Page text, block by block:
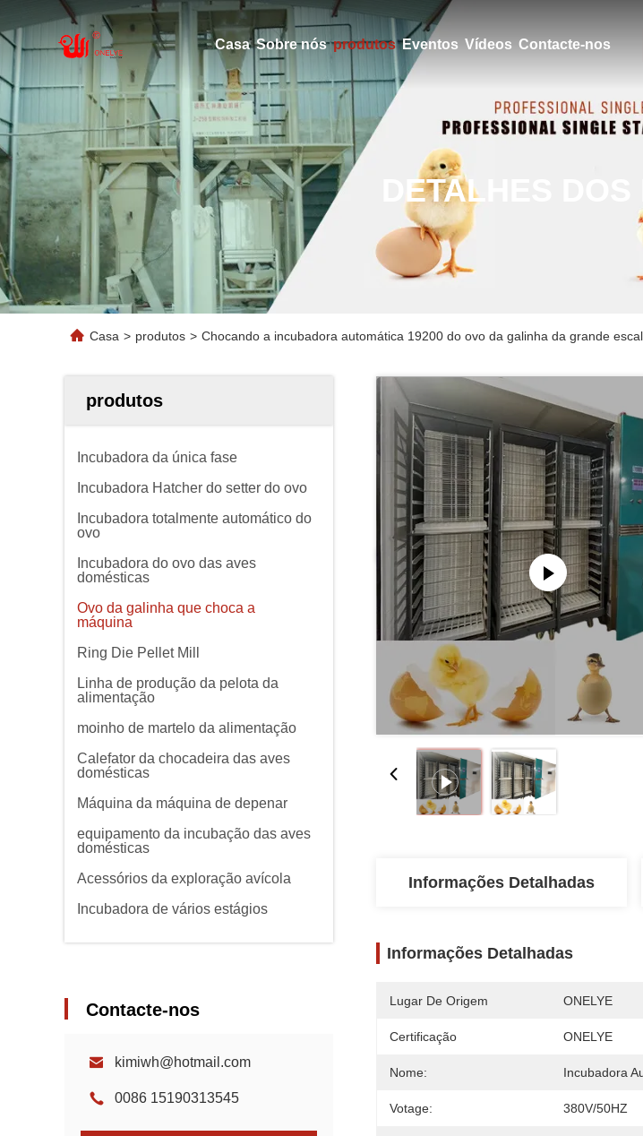
Casa Sobre nós produtos Eventos Vídeos Contacte-nos
DETALHES DOS
Casa > produtos > Chocando a incubadora automática 19200 do ovo da galinha da grande
produtos
Incubadora da única fase
Incubadora Hatcher do setter do ovo
Incubadora totalmente automático do
ovo
Incubadora do ovo das aves
domésticas
Ovo da galinha que choca a
máquina
Ring Die Pellet Mill
Linha de produção da pelota da
alimentação
moinho de martelo da alimentação
Calefator da chocadeira das aves
domésticas
Máquina da máquina de depenar
equipamento da incubação das aves
domésticas
Acessórios da exploração avícola
Incubadora de vários estágios
Contacte-nos
kimiwh@hotmail.com
0086 15190313545
Informações Detalhadas
Informações Detalhadas
Lugar De Origem ONELYE
Certificação ONELYE
Nome: Incubadora
Votage: 380V/50HZ